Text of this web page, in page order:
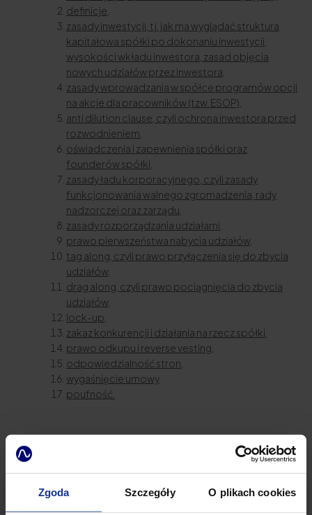
Zgoda Szczegóły O plikach cookies
definicje,
zasady inwestycji, tj. jak ma wyglądać struktura
kapitałowa spółki po dokonaniu inwestycji,
wysokości wkładu inwestora, zasad objęcia
nowych udziałów przez inwestora,
zasady wprowadzania w spółce programów opcji
na akcje dla pracowników (tzw. ESOP),
anti dilution clause, czyli ochrona inwestora przed
rozwodnieniem,
oświadczenia i zapewnienia spółki oraz
founderów spółki,
zasady ładu korporacyjnego, czyli zasady
funkcjonowania walnego zgromadzenia, rady
nadzorczej oraz zarządu,
zasady rozporządzania udziałami,
prawo pierwszeństwa nabycia udziałów,
tag along, czyli prawo przyłączenia się do zbycia
udziałów,
drag along, czyli prawo pociągnięcia do zbycia
udziałów,
lock-up,
zakaz konkurencji i działania na rzecz spółki,
prawo odkupu i reverse vesting,
odpowiedzialność stron,
wygaśnięcie umowy,
poufność.